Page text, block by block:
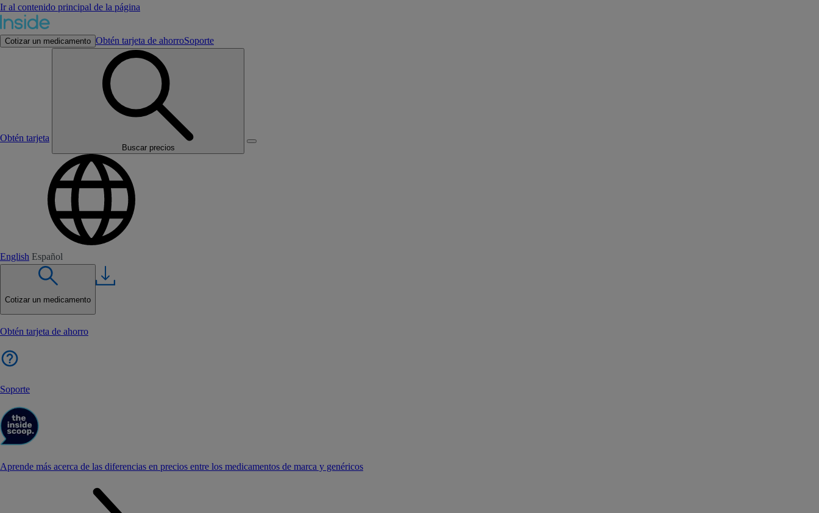
Ir al contenido principal de la página
Cotizar un medicamento Obtén tarjeta de ahorroSoporte
Obtén tarjeta
Buscar precios
English Español
Cotizar un medicamento
Obtén tarjeta de ahorro
Soporte
Aprende más acerca de las diferencias en precios entre los medicamentos de marca y genéricos